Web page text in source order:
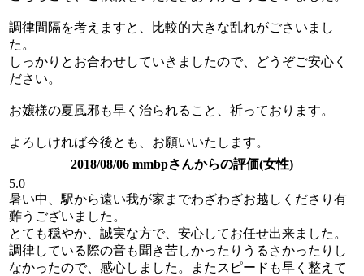
調律間隔を考えますと、比較的大きな乱れがごさいまし
た。
しっかりとお合わせしていきましたので、どうぞご安心く
ださい。
お嬢様の夏風邪も早く治られること、祈っております。
よろしければ今後とも、お願いいたします。
2018/08/06 mmbpさんからの評価(女性)
5.0
暑い中、駅から遠い我が家までわざわざお越しくださり有
難うございました。
とても穏やか、誠実な方で、安心してお任せ出来ました。
調律している際の音も聞き苦しかったりうるさかったりし
なかったので、感心しました。またスピードも早く整えて